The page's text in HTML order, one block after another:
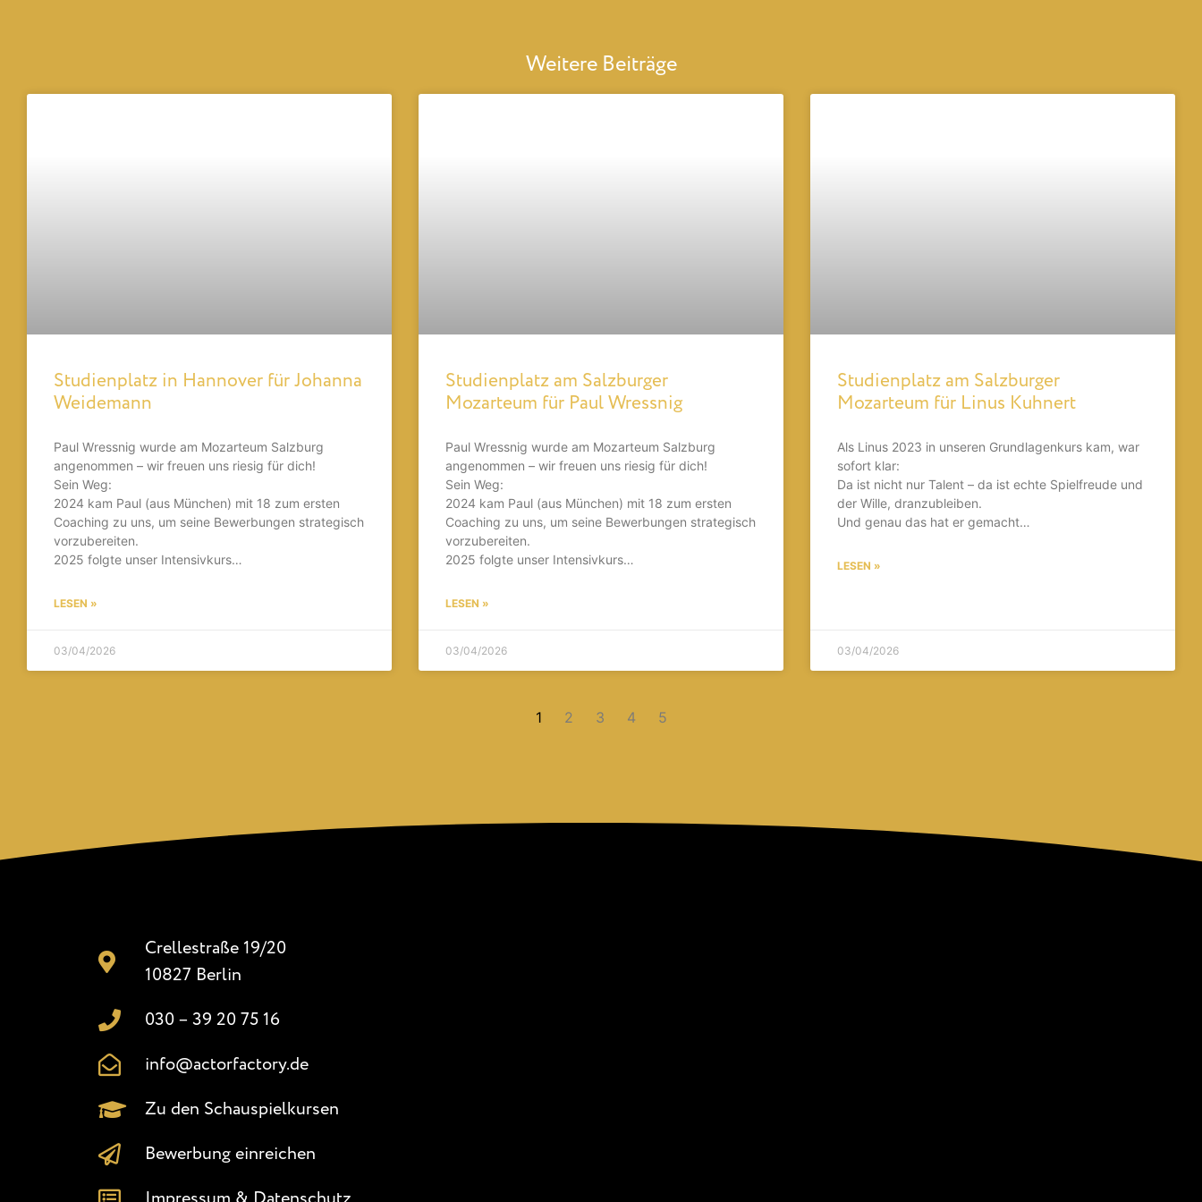
Weitere Beiträge
Studienplatz in Hannover für Johanna
Weidemann
Paul Wressnig wurde am Mozarteum Salzburg
angenommen – wir freuen uns riesig für dich!
Sein Weg:
2024 kam Paul (aus München) mit 18 zum ersten
Coaching zu uns, um seine Bewerbungen strategisch
vorzubereiten.
2025 folgte unser Intensivkurs…
LESEN »
03/04/2026
Studienplatz am Salzburger
Mozarteum für Paul Wressnig
Paul Wressnig wurde am Mozarteum Salzburg
angenommen – wir freuen uns riesig für dich!
Sein Weg:
2024 kam Paul (aus München) mit 18 zum ersten
Coaching zu uns, um seine Bewerbungen strategisch
vorzubereiten.
2025 folgte unser Intensivkurs…
LESEN »
03/04/2026
Studienplatz am Salzburger
Mozarteum für Linus Kuhnert
Als Linus 2023 in unseren Grundlagenkurs kam, war
sofort klar:
Da ist nicht nur Talent – da ist echte Spielfreude und
der Wille, dranzubleiben.
Und genau das hat er gemacht…
LESEN »
03/04/2026
1 2 3 4 5
Crellestraße 19/20
10827 Berlin
030 – 39 20 75 16
info@actorfactory.de
Zu den Schauspielkursen
Bewerbung einreichen